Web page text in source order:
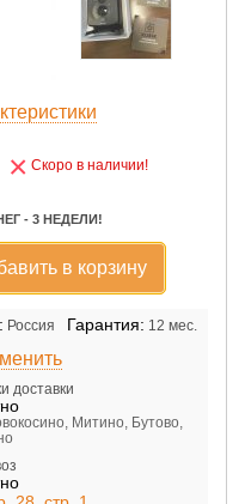
× Скоро в наличии!
- 3 НЕДЕЛИ!
в корзину
Россия Гарантия: 12 мес.
доставки
Митино, Бутово,